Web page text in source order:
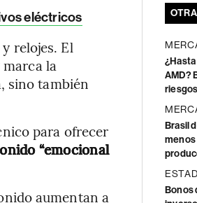
eléctricos
relojes. El
la
sino también
para ofrecer
“emocional
aumentan a
AMD?
riesgos
Brasil
menos
Bonos